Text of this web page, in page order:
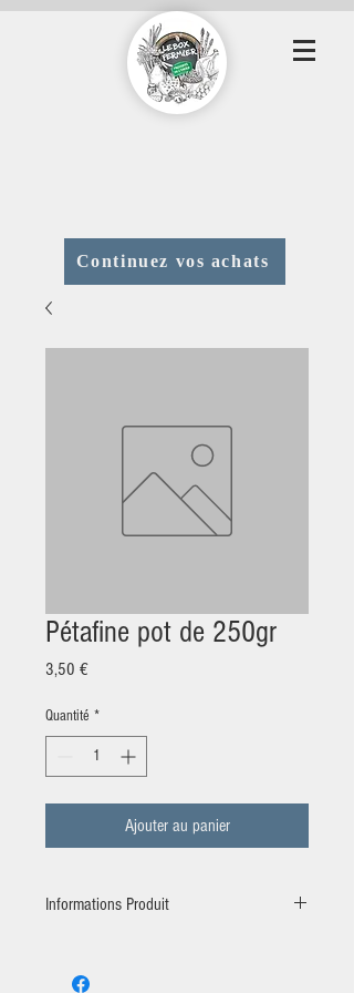
Continuez vos achats
Pétafine pot de 250gr
3,50 €Prix
Quantité *
Ajouter au panier
Informations Produit